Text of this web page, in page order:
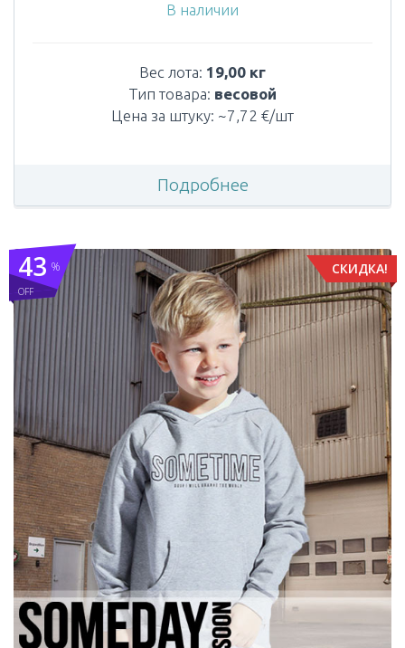
В наличии
Вес лота: 19,00 кг
Тип товара: весовой
Цена за штуку: ~7,72 €/шт
Подробнее
СКИДКА!
%
OFF
43